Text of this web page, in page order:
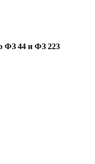
ФЗ 44 и ФЗ 223